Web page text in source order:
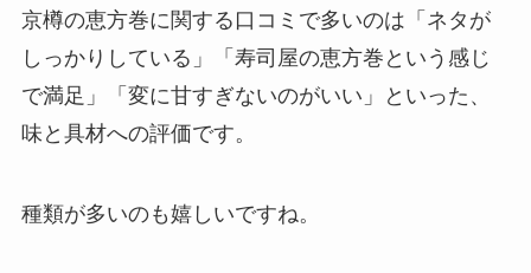
京樽の恵方巻に関する口コミで多いのは「ネタが
しっかりしている」「寿司屋の恵方巻という感じ
で満足」「変に甘すぎないのがいい」といった、
味と具材への評価です。
種類が多いのも嬉しいですね。